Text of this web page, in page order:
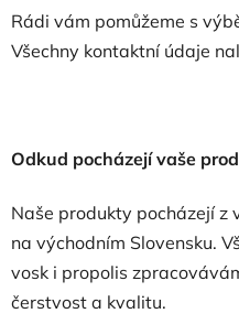
Rádi vám pomůžeme s
Všechny kontaktní údaje
Odkud pocházejí vaše
Naše produkty pocházejí z
na východním Slovensku.
vosk i propolis
čerstvost a kvalitu.